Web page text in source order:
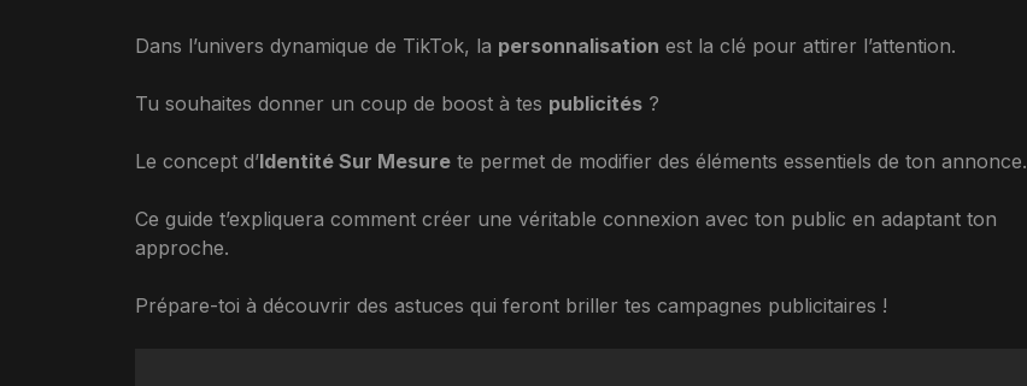
Dans l’univers dynamique de TikTok, la personnalisation est la clé pour attirer l’attention.
Tu souhaites donner un coup de boost à tes publicités ?
Le concept d’Identité Sur Mesure te permet de modifier des éléments essentiels de ton annonce.
Ce guide t’expliquera comment créer une véritable connexion avec ton public en adaptant ton
approche.
Prépare-toi à découvrir des astuces qui feront briller tes campagnes publicitaires !